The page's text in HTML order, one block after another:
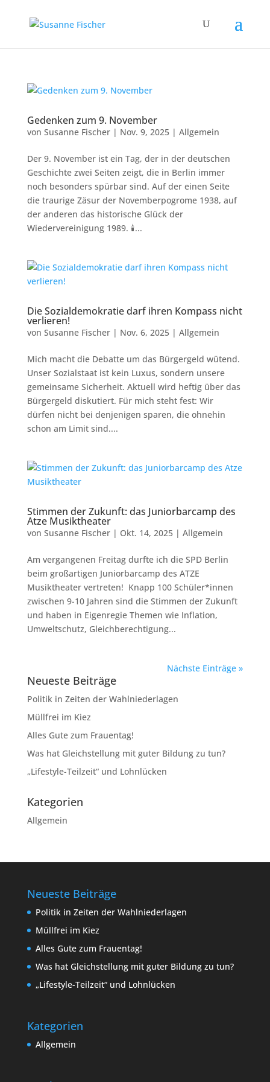
Gedenken zum 9. November
von Susanne Fischer| Nov. 9, 2025| Allgemein
Der 9. November ist ein Tag, der in der deutschen
Geschichte zwei Seiten zeigt, die in Berlin immer
noch besonders spürbar sind. Auf der einen Seite
die traurige Zäsur der Novemberpogrome 1938, auf
der anderen das historische Glück der
Wiedervereinigung 1989. 🕯️...
Die Sozialdemokratie darf ihren Kompass nicht
verlieren!
von Susanne Fischer| Nov. 6, 2025| Allgemein
Mich macht die Debatte um das Bürgergeld wütend.
Unser Sozialstaat ist kein Luxus, sondern unsere
gemeinsame Sicherheit. Aktuell wird heftig über das
Bürgergeld diskutiert. Für mich steht fest: Wir
dürfen nicht bei denjenigen sparen, die ohnehin
schon am Limit sind....
Stimmen der Zukunft: das Juniorbarcamp des
Atze Musiktheater
von Susanne Fischer| Okt. 14, 2025| Allgemein
Am vergangenen Freitag durfte ich die SPD Berlin
beim großartigen Juniorbarcamp des ATZE
Musiktheater vertreten! Knapp 100 Schüler*innen
zwischen 9-10 Jahren sind die Stimmen der Zukunft
und haben in Eigenregie Themen wie Inflation,
Umweltschutz, Gleichberechtigung...
Nächste Einträge »
Neueste Beiträge
Politik in Zeiten der Wahlniederlagen
Müllfrei im Kiez
Alles Gute zum Frauentag!
Was hat Gleichstellung mit guter Bildung zu tun?
„Lifestyle-Teilzeit“ und Lohnlücken
Kategorien
Allgemein
Neueste Beiträge
Politik in Zeiten der Wahlniederlagen
Müllfrei im Kiez
Alles Gute zum Frauentag!
Was hat Gleichstellung mit guter Bildung zu tun?
„Lifestyle-Teilzeit“ und Lohnlücken
Kategorien
Allgemein